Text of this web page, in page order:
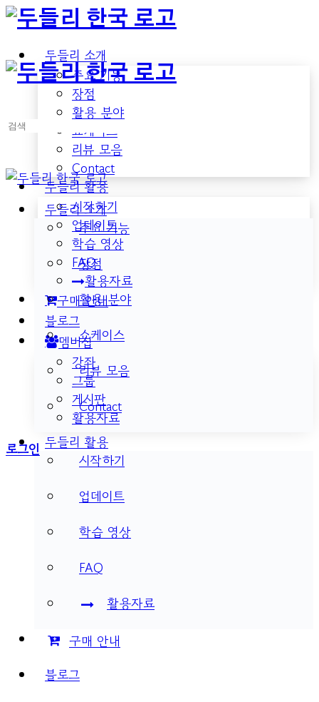
Toggle
Side
Panel
두들리 소개
주요 기능
장점
활용 분야
쇼케이스
리뷰 모음
Contact
두들리 활용
시작하기
업데이트
학습 영상
FAQ
활용자료
구매 안내
블로그
멤버십
강좌
그룹
게시판
활용자료
More
로그인
검
두들리 소개
주요 기능
장점
활용 분야
쇼케이스
리뷰 모음
Contact
두들리 활용
시작하기
업데이트
학습 영상
FAQ
활용자료
구매 안내
블로그